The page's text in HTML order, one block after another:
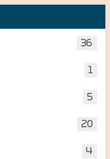
36
1
5
20
4